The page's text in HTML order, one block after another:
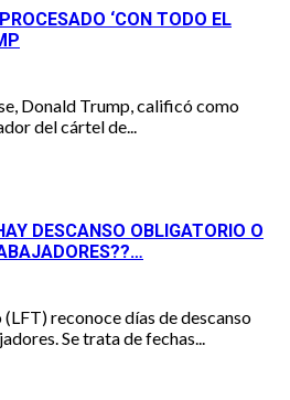
‘CON TODO EL
Donald Trump, calificó como
del cártel de...
DESCANSO OBLIGATORIO O
reconoce días de descanso
Se trata de fechas...